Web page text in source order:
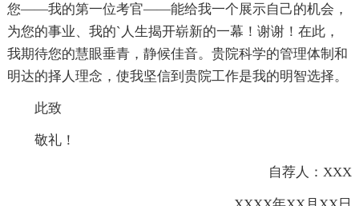
您——我的第一位考官——能给我一个展示自己的机会，
为您的事业、我的`人生揭开崭新的一幕！谢谢！在此，
我期待您的慧眼垂青，静候佳音。贵院科学的管理体制和
明达的择人理念，使我坚信到贵院工作是我的明智选择。
此致
敬礼！
自荐人：XXX